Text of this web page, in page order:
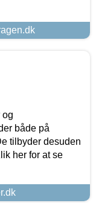
og
både på
tilbyder desuden
her for at se